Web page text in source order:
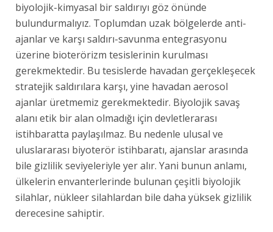
biyolojik-kimyasal bir saldırıyı göz önünde
bulundurmalıyız. Toplumdan uzak bölgelerde anti-
ajanlar ve karşı saldırı-savunma entegrasyonu
üzerine bioterörizm tesislerinin kurulması
gerekmektedir. Bu tesislerde havadan gerçekleşecek
stratejik saldırılara karşı, yine havadan aerosol
ajanlar üretmemiz gerekmektedir. Biyolojik savaş
alanı etik bir alan olmadığı için devletlerarası
istihbaratta paylaşılmaz. Bu nedenle ulusal ve
uluslararası biyoterör istihbaratı, ajanslar arasında
bile gizlilik seviyeleriyle yer alır. Yani bunun anlamı,
ülkelerin envanterlerinde bulunan çeşitli biyolojik
silahlar, nükleer silahlardan bile daha yüksek gizlilik
derecesine sahiptir.